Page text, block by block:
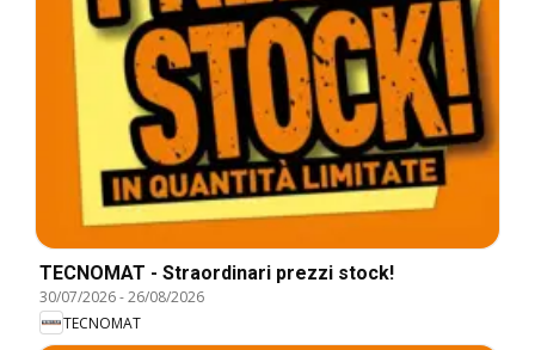
TECNOMAT - Straordinari prezzi stock!
30/07/2026-26/08/2026
TECNOMAT